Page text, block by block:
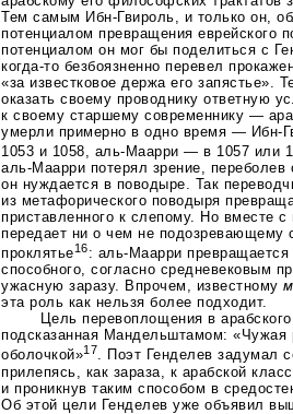
Тем самым Ибн-Гвироль , и только он,
потенциалом превращения еврейского
потенциалом он мог бы поделиться с
когда-то безбоязненно перевел
«за известковое держа его запястье».
оказать своему проводнику ответную
к своему старшему современнику —
умерли примерно в одно время — Ибн-
1053 и 1058, аль-Маарри — в 1057 или
аль-Маарри потерял зрение, переболев
он нуждается в поводыре. Так
из метафорического поводыря
приставленного к слепому. Но вместе
передает ни о чем не подозревающему
проклятье16: аль-Маарри
способного, согласно средневековым
ужасную заразу. Впрочем, известному
эта роль как нельзя более подходит.
Цель перевоплощения в
подсказанная Мандельштамом: «Чужая
оболочкой»17. Поэт Генделев задумал
прилепясь, как зараза, к арабской
и проникнув таким способом в
Об этой цели Генделев уже объявил